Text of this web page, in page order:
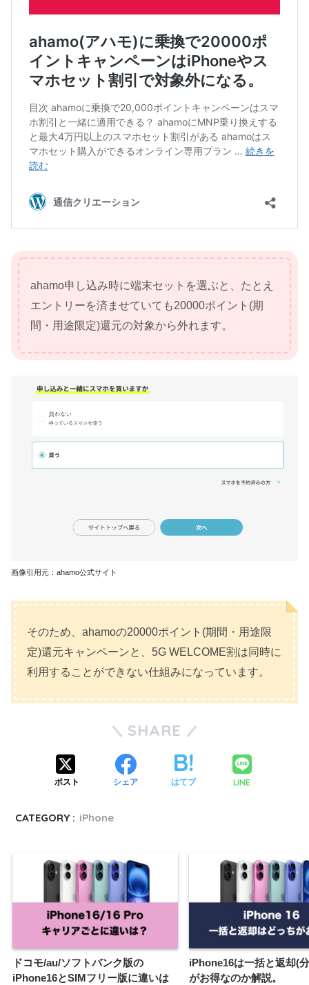
ahamo申し込み時に端末セットを選ぶと、たとえ
エントリーを済ませていても20000ポイント(期
間・用途限定)還元の対象から外れます。
画像引用元：ahamo公式サイト
そのため、ahamoの20000ポイント(期間・用途限
定)還元キャンペーンと、5G WELCOME割は同時に
利用することができない仕組みになっています。
SHARE
ポスト シェア はてブ LINE
CATEGORY : iPhone
ドコモ/au/ソフトバンク版の
iPhone16とSIMフリー版に違いは
iPhone16は一括と返却(
がお得なのか解説。